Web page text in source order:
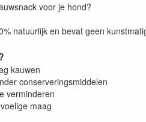
voor je hond?
natuurlijk en bevat geen
kauwen
conserveringsmiddelen
verminderen
maag